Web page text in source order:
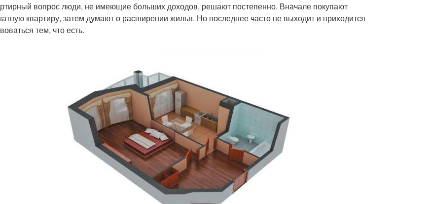
вопрос люди, не имеющие больших доходов, решают постепенно. Вначале покупают
квартиру, затем думают о расширении жилья. Но последнее часто не выходит и приходится
тем, что есть.